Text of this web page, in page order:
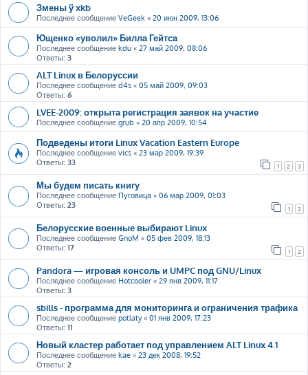
Змены ў xkb
Последнее сообщение VeGeek « 20 июн 2009, 13:06
Ющенко «уволил» Билла Гейтса
Последнее сообщение kdu « 27 май 2009, 08:06
Ответы: 3
ALT Linux в Белоруссии
Последнее сообщение d4s « 05 май 2009, 09:03
Ответы: 6
LVEE-2009: открыта регистрация заявок на участие
Последнее сообщение grub « 20 апр 2009, 10:54
Подведены итоги Linux Vacation Eastern Europe
Последнее сообщение vics « 23 мар 2009, 19:39
Ответы: 33 1 2 3
Мы будем писать книгу
Последнее сообщение Пуговица « 06 мар 2009, 01:03
Ответы: 23 1 2
Белорусские военные выбирают Linux
Последнее сообщение GnoM « 05 фев 2009, 18:13
Ответы: 17 1 2
Pandora — игровая консоль и UMPC под GNU/Linux
Последнее сообщение Hotcooler « 29 янв 2009, 11:17
Ответы: 3
sbills - программа для мониторинга и ограничения трафика
Последнее сообщение potlaty« 01 янв 2009, 17:23
Ответы: 11
Новый кластер работает под управлением ALT Linux 4.1
Последнее сообщение kae « 23 дек 2008, 19:52
Ответы: 2